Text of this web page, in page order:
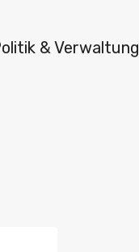
& Verwaltung